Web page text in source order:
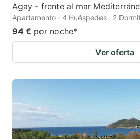
Agay - frente al mar
Apartamento · 4 Huéspedes · 2
94 € por noche*
Ver oferta